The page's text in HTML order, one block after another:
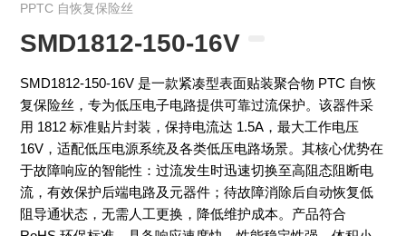
PPTC 自恢复保险丝
SMD1812-150-16V
SMD1812-150-16V 是一款紧凑型表面贴装聚合物 PTC 自恢
复保险丝，专为低压电子电路提供可靠过流保护。该器件采
用 1812 标准贴片封装，保持电流达 1.5A，最大工作电压
16V，适配低压电源系统及各类低压电路场景。其核心优势在
于故障响应的智能性：过流发生时迅速切换至高阻态阻断电
流，有效保护后端电路及元器件；待故障消除后自动恢复低
阻导通状态，无需人工更换，降低维护成本。产品符合